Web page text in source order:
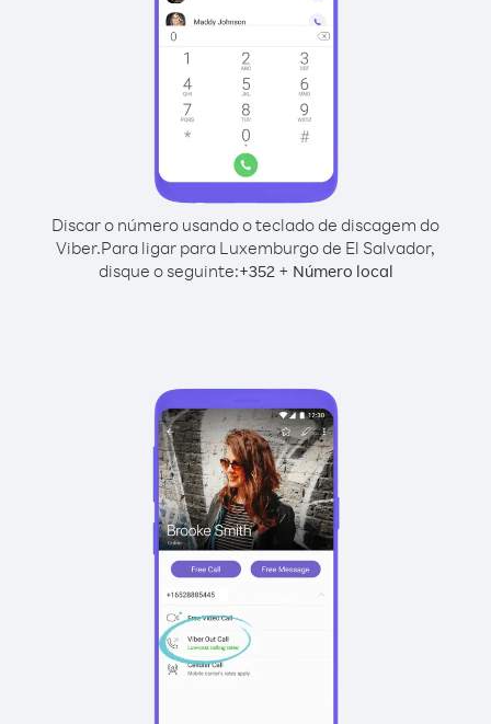
Discar o número usando o teclado de discagem do
Viber.Para ligar para Luxemburgo de El Salvador,
disque o seguinte:+352+ Número local